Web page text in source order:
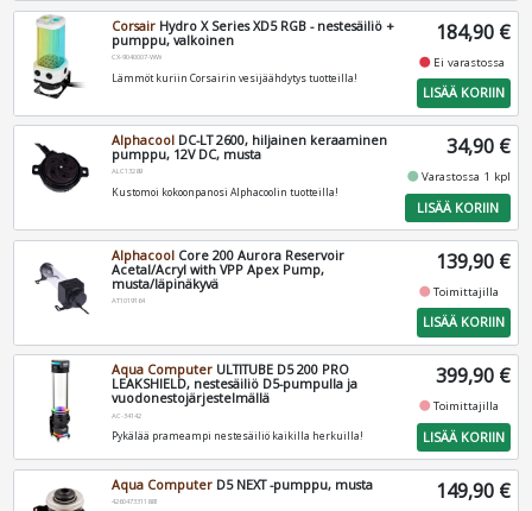
Corsair Hydro X Series XD5 RGB - nestesäiliö +
pumppu, valkoinen
CX-9040007-WW
Lämmöt kuriin Corsairin vesijäähdytys tuotteilla!
184,90 €
fiber_manual_record Ei varastossa
LISÄÄ KORIIN
Alphacool DC-LT 2600, hiljainen keraaminen
pumppu, 12V DC, musta
ALC13289
Kustomoi kokoonpanosi Alphacoolin tuotteilla!
34,90 €
fiber_manual_recordVarastossa 1 kpl
LISÄÄ KORIIN
Alphacool Core 200 Aurora Reservoir
Acetal/Acryl with VPP Apex Pump,
musta/läpinäkyvä
AT1019164
139,90 €
fiber_manual_recordToimittajilla
LISÄÄ KORIIN
Aqua Computer ULTITUBE D5 200 PRO
LEAKSHIELD, nestesäiliö D5-pumpulla ja
vuodonestojärjestelmällä
AC-34142
Pykälää prameampi nestesäiliö kaikilla herkuilla!
399,90 €
fiber_manual_recordToimittajilla
LISÄÄ KORIIN
Aqua Computer D5 NEXT -pumppu, musta
4260473311881 149,90 €